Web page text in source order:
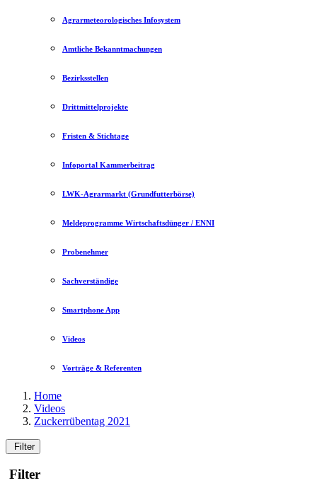
Agrarmeteorologisches Infosystem
Amtliche Bekanntmachungen
Bezirksstellen
Drittmittelprojekte
Fristen & Stichtage
Infoportal Kammerbeitrag
LWK-Agrarmarkt (Grundfutterbörse)
Meldeprogramme Wirtschaftsdünger / ENNI
Probenehmer
Sachverständige
Smartphone App
Videos
Vorträge & Referenten
Home
Videos
Zuckerrübentag 2021
Filter
Filter